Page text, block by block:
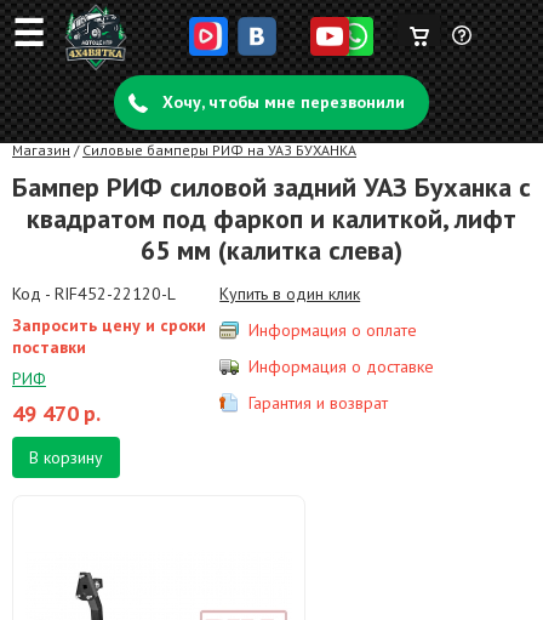
☰ Задать
вопрос
Корзина
пуста
Хочу, чтобы мне перезвонили
Магазин / Силовые бамперы РИФ на УАЗ БУХАНКА
Бампер РИФ силовой задний УАЗ Буханка с
квадратом под фаркоп и калиткой, лифт
65 мм (калитка слева)
Код - RIF452-22120-L
Запросить цену и сроки
поставки
РИФ
49 470 р.
В корзину
Купить в один клик
Информация о оплате
Информация о доставке
Гарантия и возврат